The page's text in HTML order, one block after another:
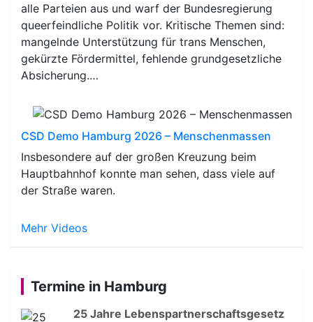
alle Parteien aus und warf der Bundesregierung
queerfeindliche Politik vor. Kritische Themen sind:
mangelnde Unterstützung für trans Menschen,
gekürzte Fördermittel, fehlende grundgesetzliche
Absicherung.…
CSD Demo Hamburg 2026 – Menschenmassen
Insbesondere auf der großen Kreuzung beim
Hauptbahnhof konnte man sehen, dass viele auf
der Straße waren.
Mehr Videos
Termine in Hamburg
25 Jahre Lebenspartnerschaftsgesetz